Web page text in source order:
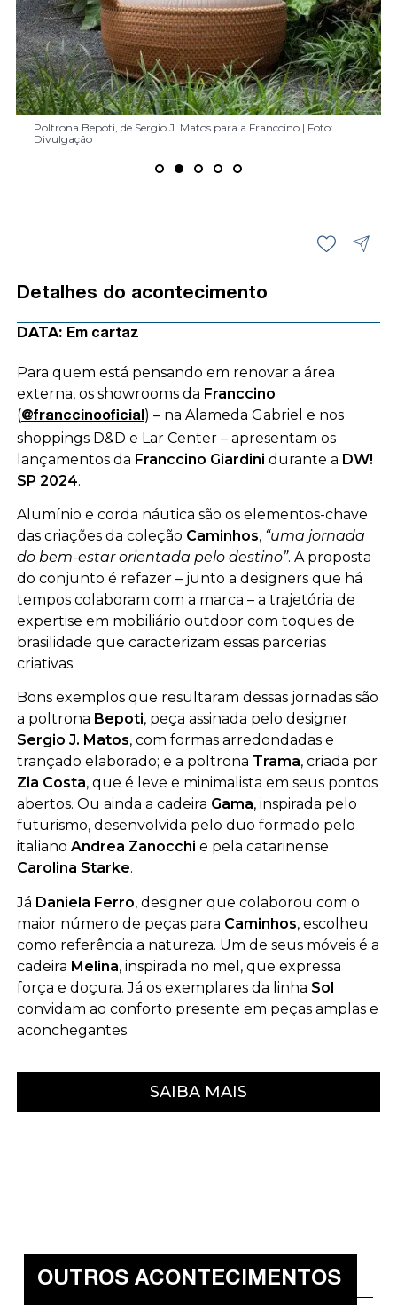
Poltrona Trama, de Zia Costa para a Franccino | Foto: Divulgação
Cadeira Melina, de Daniela Ferro para a Franccino | Foto: Divulgação
Poltrona Bepoti, de Sergio J. Matos para a Franccino | Foto:
Divulgação
Sofá, pufe e mesa de centro Sol, de Daniela Ferro para a Franccino |
Foto: Divulgação
Cadeira Gama, do estúdio Zanocchi & Starke para a Franccino | Foto:
Divulgação
Poltrona Trama, de Zia Costa para a Franccino | Foto: Divulgação
Cadeira Melina, de Daniela Ferro para a Franccino | Foto: Divulgação
Detalhes do acontecimento
DATA: Em cartaz
Para quem está pensando em renovar a área
externa, os showrooms da Franccino
(@franccinooficial) – na Alameda Gabriel e nos
shoppings D&D e Lar Center – apresentam os
lançamentos da Franccino Giardini durante a DW!
SP 2024.
Alumínio e corda náutica são os elementos-chave
das criações da coleção Caminhos, “uma jornada
do bem-estar orientada pelo destino”. A proposta
do conjunto é refazer – junto a designers que há
tempos colaboram com a marca – a trajetória de
expertise em mobiliário outdoor com toques de
brasilidade que caracterizam essas parcerias
criativas.
Bons exemplos que resultaram dessas jornadas são
a poltrona Bepoti, peça assinada pelo designer
Sergio J. Matos, com formas arredondadas e
trançado elaborado; e a poltrona Trama, criada por
Zia Costa, que é leve e minimalista em seus pontos
abertos. Ou ainda a cadeira Gama, inspirada pelo
futurismo, desenvolvida pelo duo formado pelo
italiano Andrea Zanocchi e pela catarinense
Carolina Starke.
Já Daniela Ferro, designer que colaborou com o
maior número de peças para Caminhos, escolheu
como referência a natureza. Um de seus móveis é a
cadeira Melina, inspirada no mel, que expressa
força e doçura. Já os exemplares da linha Sol
convidam ao conforto presente em peças amplas e
aconchegantes.
SAIBA MAIS
OUTROS ACONTECIMENTOS